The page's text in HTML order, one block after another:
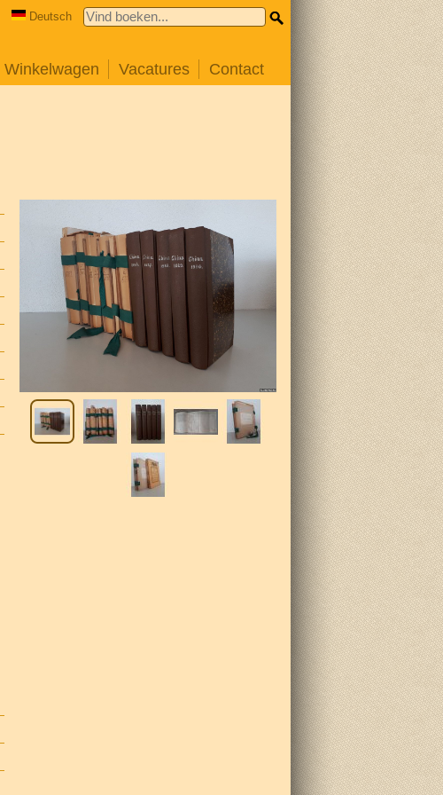
Deutsch
Winkelwagen Vacatures Contact